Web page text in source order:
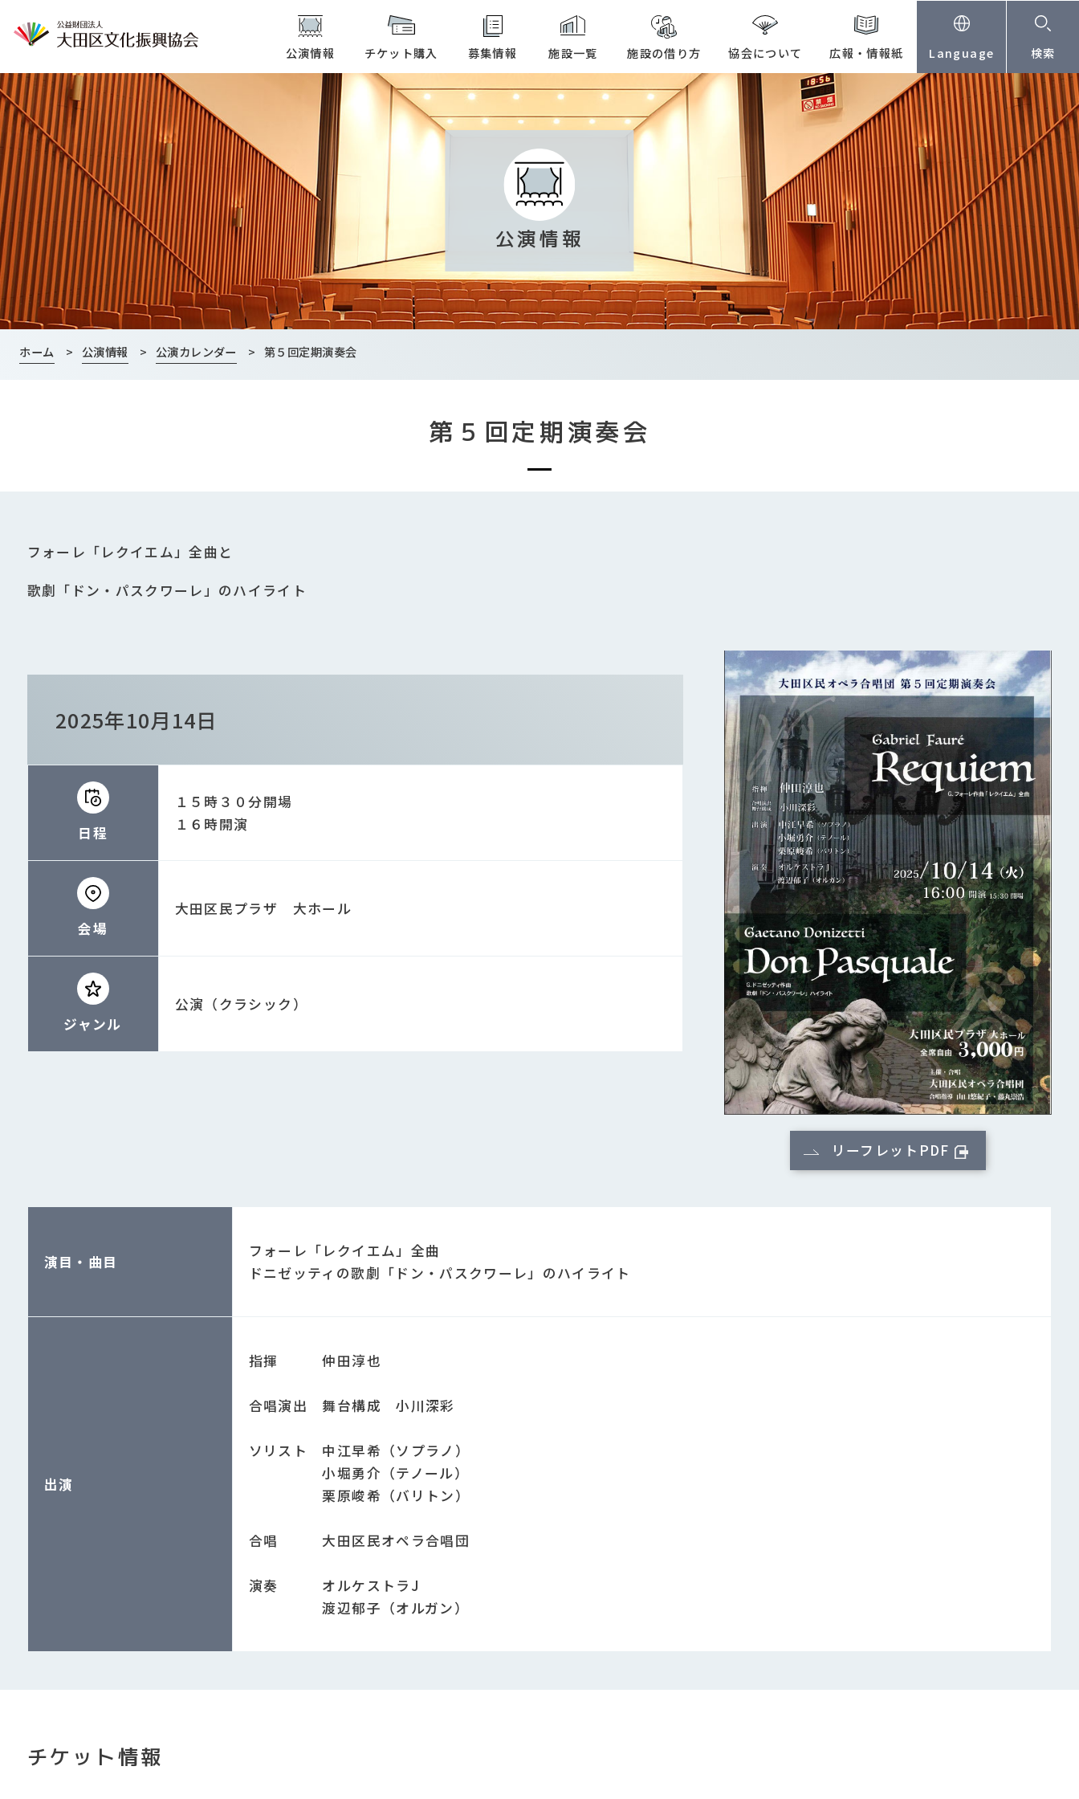
本文へ
公演情報 チケット購入 募集情報 施設一覧 施設の借り方 協会について 広報・情報紙 Language 検索
公演情報
ホーム > 公演情報 > 公演カレンダー > 第５回定期演奏会
第５回定期演奏会
フォーレ「レクイエム」全曲と
歌劇「ドン・パスクワーレ」のハイライト
2025年10月14日
日程
１５時３０分開場
１６時開演
会場
大田区民プラザ 大ホール
ジャンル
公演（クラシック）
リーフレットPDF
演目・曲目
フォーレ「レクイエム」全曲
ドニゼッティの歌劇「ドン・パスクワーレ」のハイライト
出演
指揮 仲田淳也
合唱演出 舞台構成 小川深彩
ソリスト 中江早希（ソプラノ）
小堀勇介（テノール）
栗原峻希（バリトン）
合唱 大田区民オペラ合唱団
演奏 オルケストラJ
渡辺郁子（オルガン）
チケット情報